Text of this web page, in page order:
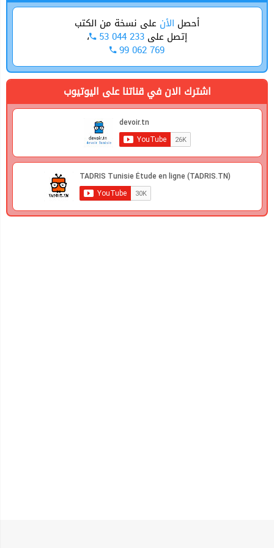
أحصل الأن على نسخة من الكتب
إتصل على 53 044 233 ،
99 062 769
اشترك الان في قناتنا على اليوتيوب